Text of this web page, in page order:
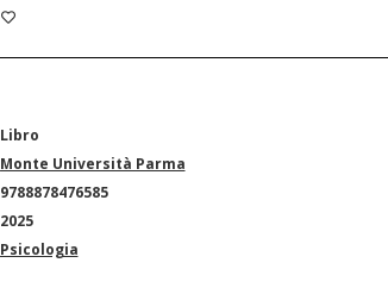
Libro
Monte Università Parma
9788878476585
2025
Psicologia